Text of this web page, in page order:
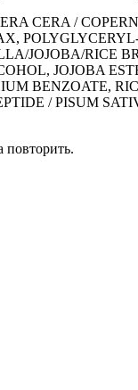
CERA /
JOJOBA/RICE
JOJOBA
BENZOATE,
/ PISUM
повторить.